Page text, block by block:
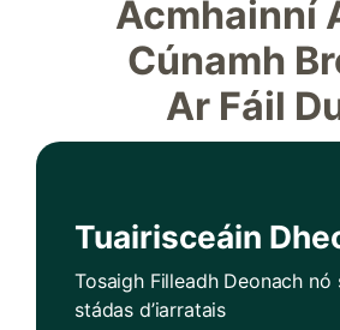
Acmhainní
Cúnamh
Ar Fáil
Tuairisceáin
Tosaigh Filleadh Deonach nó
stádas d’iarratais